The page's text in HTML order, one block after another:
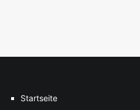
Startseite